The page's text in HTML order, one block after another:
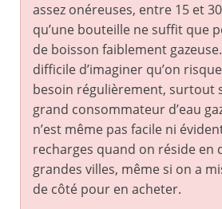
assez onéreuses, entre 15 et
qu’une bouteille ne suffit que
de boisson faiblement gazeuse.
difficile d’imaginer qu’on
besoin régulièrement, surtout
grand consommateur d’eau
n’est même pas facile ni
recharges quand on réside en
grandes villes, même si on a
de côté pour en acheter.